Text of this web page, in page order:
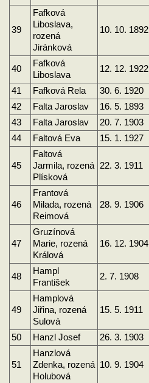
39
Fafková
Liboslava,
rozená
Jiránková
10. 10. 1892
40
Fafková
Liboslava
12. 12. 1922
41 Fafková Rela
30. 6. 1920
42
Falta Jaroslav 16. 5. 1893
43 Falta Jaroslav 20. 7. 1903
44
Faltová Eva 15. 1. 1927
45
Faltová
Jarmila, rozená
Plísková
22. 3. 1911
46
Frantová
Milada, rozená
Reimová
28. 9. 1906
47
Gruzínová
Marie, rozená
Králová
16. 12. 1904
48
Hampl
František
2. 7. 1908
49
Hamplová
Jiřina, rozená
Sulová
15. 5. 1911
50 Hanzl Josef
26. 3. 1903
51
Hanzlová
Zdenka, rozená
Holubová
10. 9. 1904